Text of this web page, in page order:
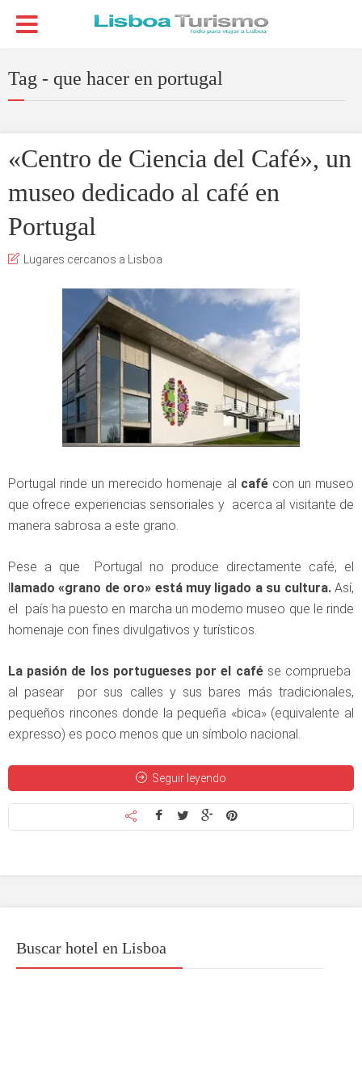
Tag - que hacer en portugal
«Centro de Ciencia del Café», un
museo dedicado al café en
Portugal
Lugares cercanos a Lisboa
Portugal rinde un merecido homenaje al cafécon un museo
que ofrece experiencias sensoriales y acerca al visitante de
manera sabrosa a este grano.
Pese a que Portugal no produce directamente café, el
llamado «grano de oro» está muy ligado a su cultura. Así,
el país ha puesto en marcha un moderno museo que le rinde
homenaje con fines divulgativos y turísticos.
La pasión de los portugueses por el cafése comprueba
al pasear por sus calles y sus bares más tradicionales,
pequeños rincones donde la pequeña «bica» (equivalente al
expresso) es poco menos que un símbolo nacional.
Seguir leyendo
Buscar hotel en Lisboa